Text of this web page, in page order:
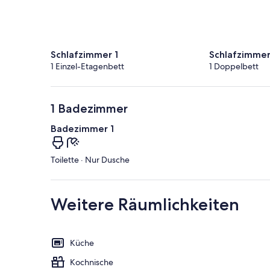
Schlafzimmer 1
1 Einzel-Etagenbett 1 Doppelbett
1 Badezimmer
Badezimmer 1
Toilette · Nur Dusche
Weitere Räumlichkeiten
Küche
Kochnische